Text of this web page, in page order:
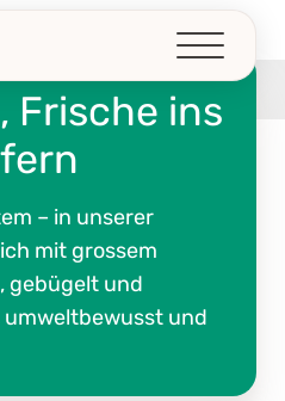
Frische ins
– in unserer
mit grossem
gebügelt und
und